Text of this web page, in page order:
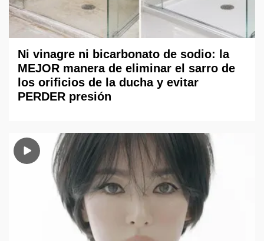
Ni vinagre ni bicarbonato de sodio: la
MEJOR manera de eliminar el sarro de
los orificios de la ducha y evitar
PERDER presión